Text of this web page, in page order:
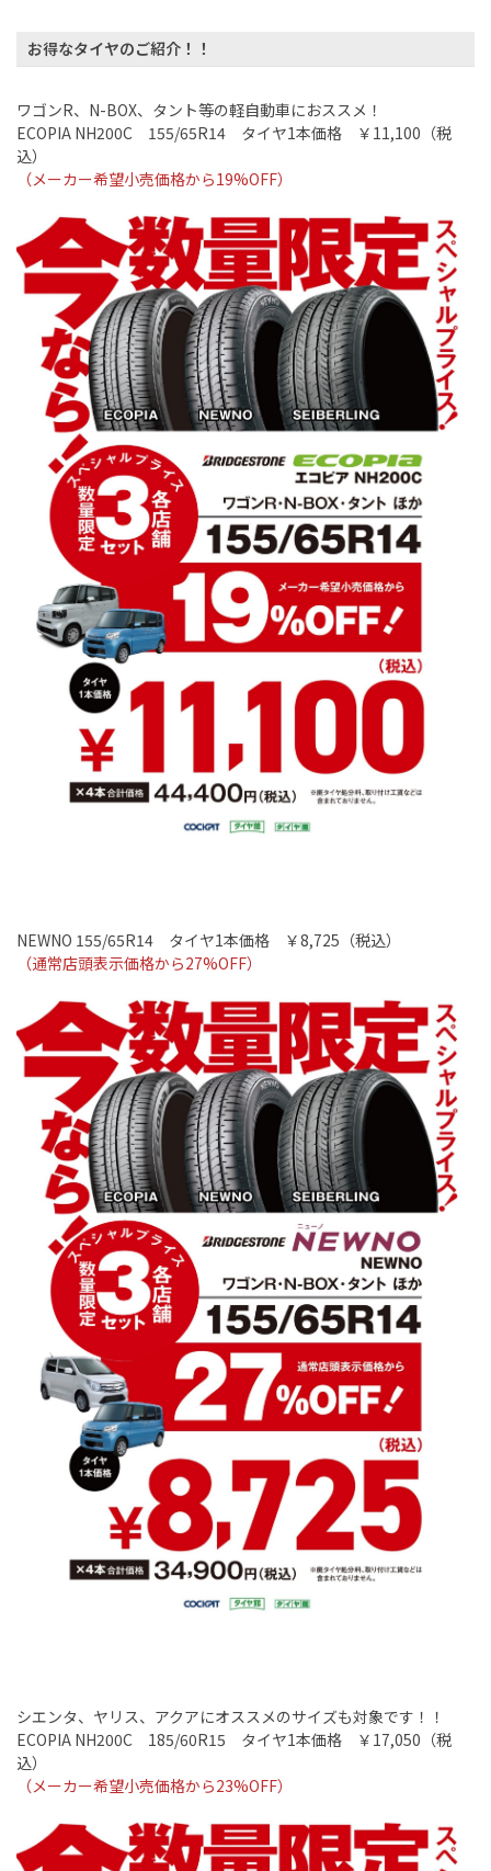
お得なタイヤのご紹介！！
ワゴンR、 N-BOX、タント等の軽自動車におススメ！
ECOPIA NH200C
155/65R14 タイヤ1本価格 ￥ 11,100 （税
込）
（メーカー希望小売価格から19%OFF）
NEWNO 155/65R14 タイヤ1本価格 ￥8,725 （税込）
（通常店頭表示価格から27%OFF）
シエンタ、ヤリス、アクアにオススメのサイズも対象です！！
ECOPIA NH200C 185/60R15 タイヤ1本価格 ￥ 17,050 （税
込）
（メーカー希望小売価格から23%OFF）